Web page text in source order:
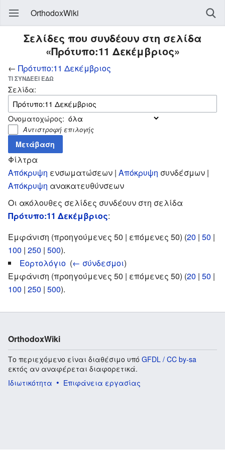
OrthodoxWiki
Σελίδες που συνδέουν στη σελίδα
«Πρότυπο:11 Δεκέμβριος»
← Πρότυπο:11 Δεκέμβριος
ΤΙ ΣΥΝΔΈΕΙ ΕΔΏ
Σελίδα:
Ονοματοχώρος:
Αντιστροφή επιλογής
Φίλτρα
Απόκρυψη ενσωματώσεων | Απόκρυψη συνδέσμων |
Απόκρυψη ανακατευθύνσεων
Οι ακόλουθες σελίδες συνδέουν στη σελίδα
Πρότυπο:11 Δεκέμβριος:
Εμφάνιση (προηγούμενες 50 | επόμενες 50) (20 | 50 |
100 | 250 | 500).
Εορτολόγιο (← σύνδεσμοι)
Εμφάνιση (προηγούμενες 50 | επόμενες 50) (20 | 50 |
100 | 250 | 500).
OrthodoxWiki
Το περιεχόμενο είναι διαθέσιμο υπό GFDL / CC by-sa
εκτός αν αναφέρεται διαφορετικά.
Ιδιωτικότητα
Επιφάνεια εργασίας